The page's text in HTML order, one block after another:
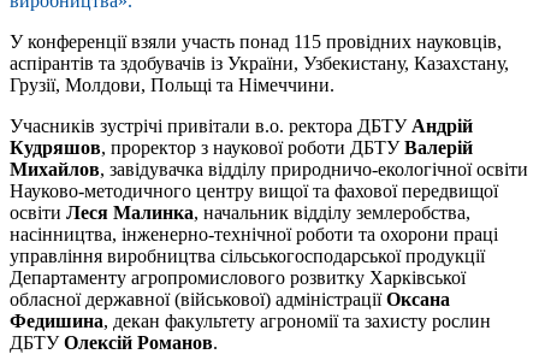
У конференції взяли участь понад 115 провідних науковців,
аспірантів та здобувачів із України, Узбекистану, Казахстану,
Грузії, Молдови, Польщі та Німеччини.
Учасників зустрічі привітали в.о. ректора ДБТУ Андрій
Кудряшов, проректор з наукової роботи ДБТУВалерій
Михайлов, завідувачка відділу природничо-екологічної освіти
Науково-методичного центру вищої та фахової передвищої
освіти Леся Малинка, начальник відділу землеробства,
насінництва, інженерно-технічної роботи та охорони праці
управління виробництва сільськогосподарської продукції
Департаменту агропромислового розвитку Харківської
обласної державної (військової) адміністраціїОксана
Федишина, декан факультету агрономії та захисту рослин
ДБТУОлексій Романов.